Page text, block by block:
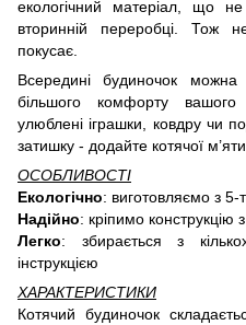
екологічний матеріал, що не
вторинній переробці. Тож
покусає.
Всередині будиночок можна
більшого комфорту вашого
улюблені іграшки, ковдру чи
затишку - додайте котячої м’яти.
ОСОБЛИВОСТІ
Екологічно: виготовляємо з
Надійно: кріпимо конструкцію з
Легко: збирається з
інструкцією
ХАРАКТЕРИСТИКИ
Котячий будиночок